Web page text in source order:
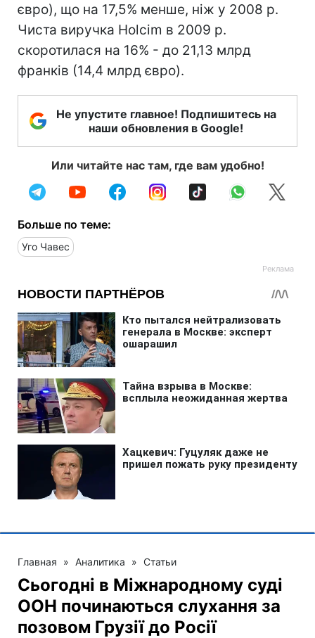
євро), що на 17,5% менше, ніж у 2008 р.
Чиста виручка Holcim в 2009 р.
скоротилася на 16% - до 21,13 млрд
франків (14,4 млрд євро).
Не упустите главное! Подпишитесь на
наши обновления в Google!
Или читайте нас там, где вам удобно!
Больше по теме:
Уго Чавес
Главная » Аналитика » Статьи
Сьогодні в Міжнародному суді
ООН починаються слухання за
позовом Грузії до Росії